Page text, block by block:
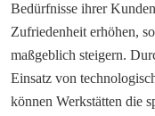
Bedürfnisse ihrer
Zufriedenheit erhöhen,
maßgeblich steigern.
Einsatz von
können Werkstätten die